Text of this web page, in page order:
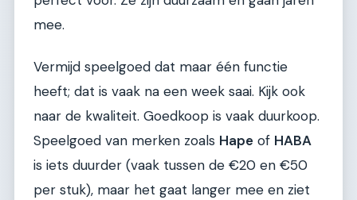
mee.
Vermijd speelgoed dat maar één functie
heeft; dat is vaak na een week saai. Kijk ook
naar de kwaliteit. Goedkoop is vaak duurkoop.
Speelgoed van merken zoals Hape of HABA
is iets duurder (vaak tussen de €20 en €50
per stuk), maar het gaat langer mee en ziet